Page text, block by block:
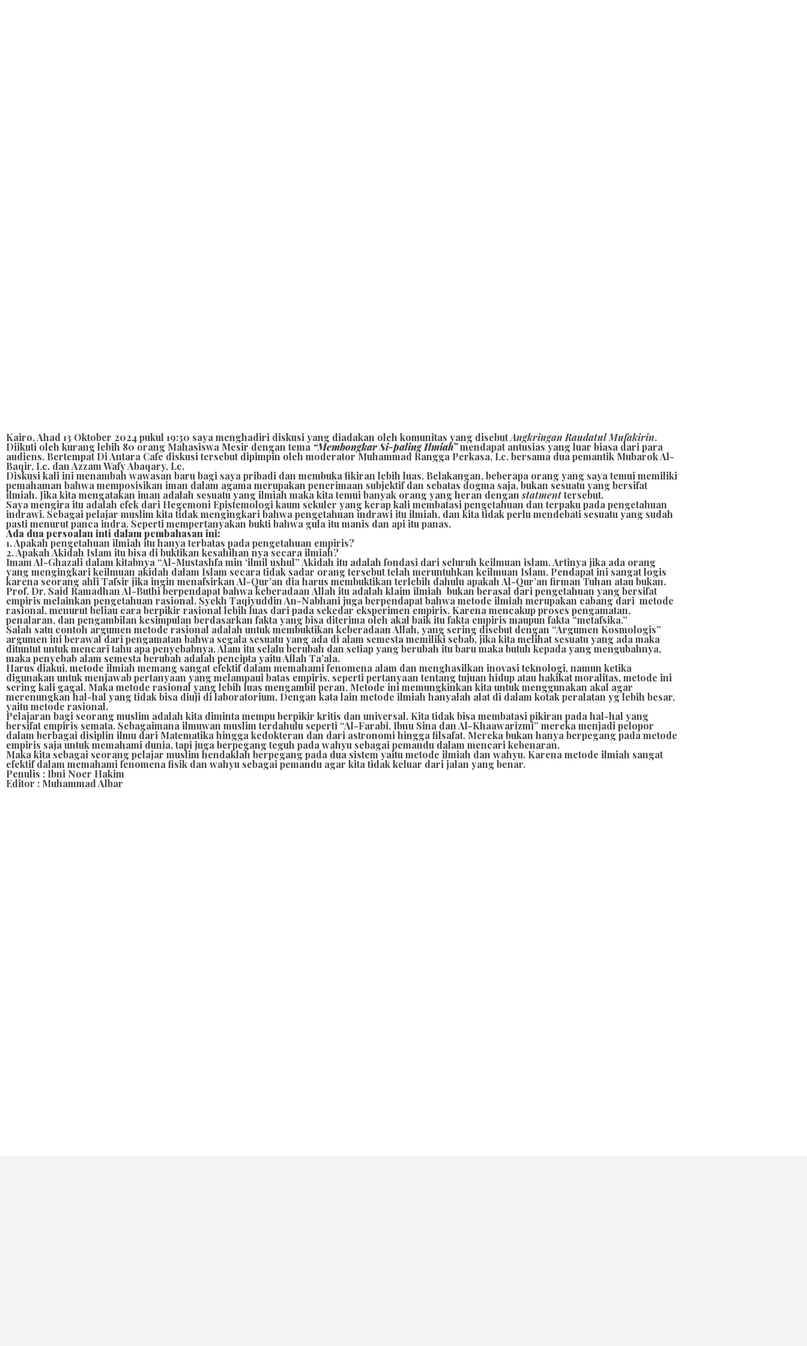
Kairo, Ahad 13 Oktober 2024 pukul 19:30 saya menghadiri diskusi yang diadakan oleh komunitas yang disebutAngkringan Raudatul Mufakirin.
Diikuti oleh kurang lebih 80 orang Mahasiswa Mesir dengan tema “Membongkar Si-paling Ilmiah”mendapat antusias yang luar biasa dari para
audiens. Bertempat Di Antara Cafe diskusi tersebut dipimpin oleh moderator Muhammad Rangga Perkasa, Lc. bersama dua pemantik Mubarok Al-
Baqir, Lc. dan Azzam Wafy Abaqary, Lc.
Diskusi kali ini menambah wawasan baru bagi saya pribadi dan membuka fikiran lebih luas. Belakangan, beberapa orang yang saya temui memiliki
pemahaman bahwa memposisikan iman dalam agama merupakan penerimaan subjektif dan sebatas dogma saja, bukan sesuatu yang bersifat
ilmiah. Jika kita mengatakan iman adalah sesuatu yang ilmiah maka kita temui banyak orang yang heran denganstatmenttersebut.
Saya mengira itu adalah efek dari Hegemoni Epistemologi kaum sekuler yang kerap kali membatasi pengetahuan dan terpaku pada pengetahuan
indrawi. Sebagai pelajar muslim kita tidak mengingkari bahwa pengetahuan indrawi itu ilmiah, dan kita tidak perlu mendebati sesuatu yang sudah
pasti menurut panca indra. Seperti mempertanyakan bukti bahwa gula itu manis dan api itu panas.
Ada dua persoalan inti dalam pembahasan ini:
1. Apakah pengetahuan ilmiah itu hanya terbatas pada pengetahuan empiris?
2. Apakah Akidah Islam itu bisa di buktikan kesahihan nya secara ilmiah?
Imam Al-Ghazali dalam kitabnya “Al-Mustashfa min ‘ilmil ushul” Akidah itu adalah fondasi dari seluruh keilmuan islam. Artinya jika ada orang
yang mengingkari keilmuan akidah dalam Islam secara tidak sadar orang tersebut telah meruntuhkan keilmuan Islam. Pendapat ini sangat logis
karena seorang ahli Tafsir jika ingin menafsirkan Al-Qur’an dia harus membuktikan terlebih dahulu apakah Al-Qur’an firman Tuhan atau bukan.
Prof. Dr. Said Ramadhan Al-Buthi berpendapat bahwa keberadaan Allah itu adalah klaim ilmiah bukan berasal dari pengetahuan yang bersifat
empiris melainkan pengetahuan rasional. Syekh Taqiyuddin An-Nabhani juga berpendapat bahwa metode ilmiah merupakan cabang dari metode
rasional, menurut beliau cara berpikir rasional lebih luas dari pada sekedar eksperimen empiris. Karena mencakup proses pengamatan,
penalaran, dan pengambilan kesimpulan berdasarkan fakta yang bisa diterima oleh akal baik itu fakta empiris maupun fakta “metafsika.”
Salah satu contoh argumen metode rasional adalah untuk membuktikan keberadaan Allah, yang sering disebut dengan “Argumen Kosmologis”
argumen ini berawal dari pengamatan bahwa segala sesuatu yang ada di alam semesta memiliki sebab, jika kita melihat sesuatu yang ada maka
dituntut untuk mencari tahu apa penyebabnya. Alam itu selalu berubah dan setiap yang berubah itu baru maka butuh kepada yang mengubahnya,
maka penyebab alam semesta berubah adalah pencipta yaitu Allah Ta’ala.
Harus diakui, metode ilmiah memang sangat efektif dalam memahami fenomena alam dan menghasilkan inovasi teknologi, namun ketika
digunakan untuk menjawab pertanyaan yang melampaui batas empiris, seperti pertanyaan tentang tujuan hidup atau hakikat moralitas, metode ini
sering kali gagal. Maka metode rasional yang lebih luas mengambil peran. Metode ini memungkinkan kita untuk menggunakan akal agar
merenungkan hal-hal yang tidak bisa diuji di laboratorium. Dengan kata lain metode ilmiah hanyalah alat di dalam kotak peralatan yg lebih besar,
yaitu metode rasional.
Pelajaran bagi seorang muslim adalah kita diminta mempu berpikir kritis dan universal. Kita tidak bisa membatasi pikiran pada hal-hal yang
bersifat empiris semata. Sebagaimana ilmuwan muslim terdahulu seperti “Al-Farabi, Ibnu Sina dan Al-Khaawarizmi” mereka menjadi pelopor
dalam berbagai disiplin ilmu dari Matematika hingga kedokteran dan dari astronomi hingga filsafat. Mereka bukan hanya berpegang pada metode
empiris saja untuk memahami dunia, tapi juga berpegang teguh pada wahyu sebagai pemandu dalam mencari kebenaran.
Maka kita sebagai seorang pelajar muslim hendaklah berpegang pada dua sistem yaitu metode ilmiah dan wahyu. Karena metode ilmiah sangat
efektif dalam memahami fenomena fisik dan wahyu sebagai pemandu agar kita tidak keluar dari jalan yang benar.
Penulis : Ibni Noer Hakim
Editor : Muhammad Albar